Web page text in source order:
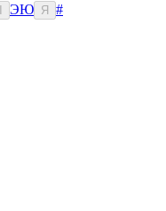
ЭЮ Я
#